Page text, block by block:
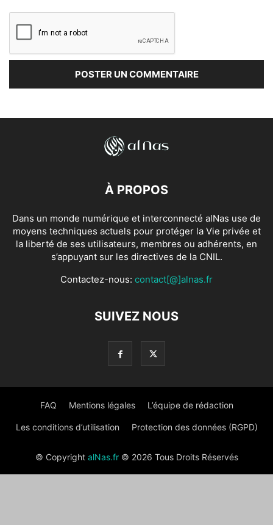
À PROPOS
Dans un monde numérique et interconnecté alNas use de
moyens techniques actuels pour protéger la Vie privée et
la liberté de ses utilisateurs, membres ou adhérents, en
s’appuyant sur les directives de la CNIL.
Contactez-nous: contact[@]alnas.fr
SUIVEZ NOUS
FAQ Mentions légales L’équipe de rédaction
Les conditions d’utilisation Protection des données (RGPD)
© Copyright alNas.fr© 2026 Tous Droits Réservés